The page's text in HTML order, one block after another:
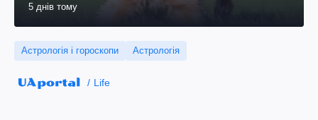
5 днів тому
Астрологія і гороскопи Астрологія
Life